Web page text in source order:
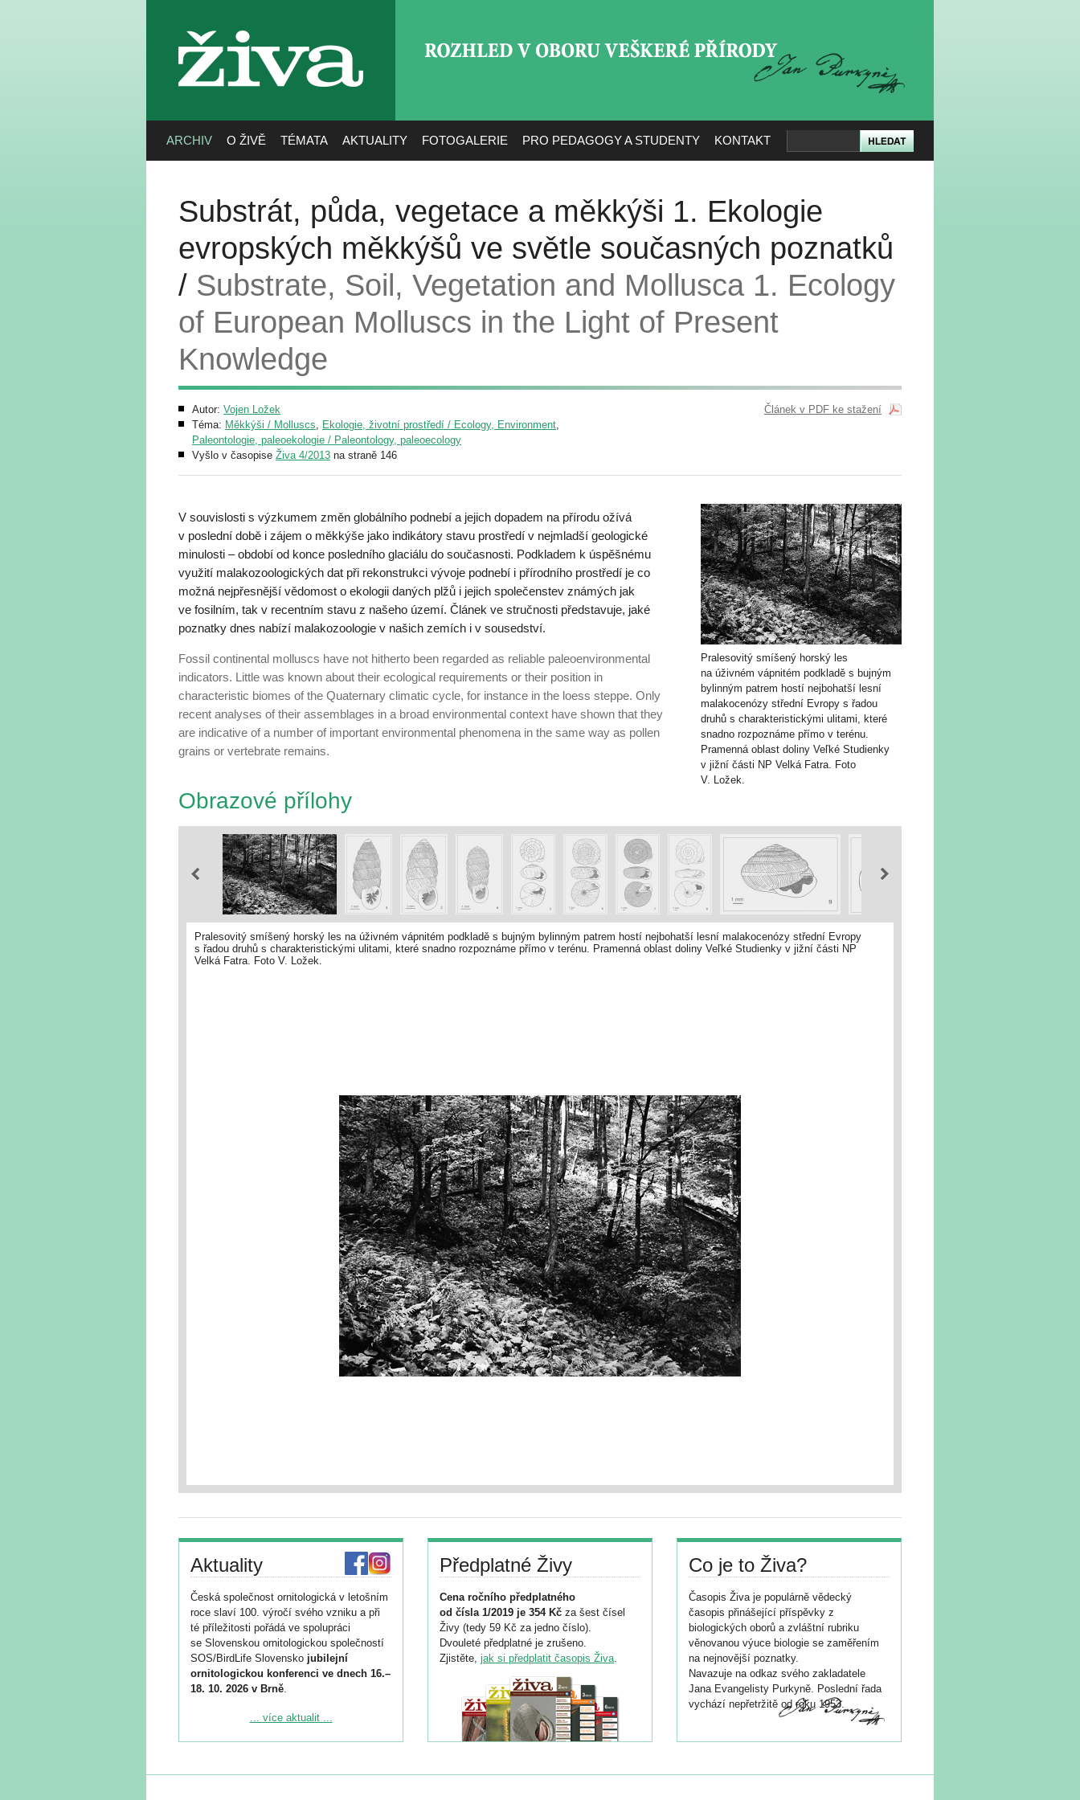
živa
ARCHIV O ŽIVĚ TÉMATA AKTUALITY FOTOGALERIE PRO PEDAGOGY A STUDENTY KONTAKT
Substrát, půda, vegetace a měkkýši 1. Ekologie
evropských měkkýšů ve světle současných poznatků
/ Substrate, Soil, Vegetation and Mollusca 1. Ecology
of European Molluscs in the Light of Present
Knowledge
Autor: Vojen Ložek
Téma: Měkkýši / Molluscs, Ekologie, životní prostředí / Ecology, Environment,
Paleontologie, paleoekologie / Paleontology, paleoecology
Vyšlo v časopise Živa 4/2013 na straně 146
Článek v PDF ke stažení
V souvislosti s výzkumem změn globálního podnebí a jejich dopadem na přírodu ožívá
v poslední době i zájem o měkkýše jako indikátory stavu prostředí v nejmladší geologické
minulosti – období od konce posledního glaciálu do současnosti. Podkladem k úspěšnému
využití malakozoologických dat při rekonstrukci vývoje podnebí i přírodního prostředí je co
možná nejpřesnější vědomost o ekologii da­ných plžů i jejich společenstev známých jak
ve fosilním, tak v recentním stavu z našeho území. Článek ve stručnosti představuje, jaké
poznatky dnes nabízí malakozoologie v našich zemích i v sousedství.
Fossil continental molluscs have not hitherto been regarded as reliable paleoenvironmental
indicators. Little was known about their ecological requirements or their position in
characteristic biomes of the Quaternary climatic cycle, for instance in the loess steppe. Only
recent analyses of their assemblages in a broad environmental context have shown that they
are indicative of a number of important environmental phenomena in the same way as pollen
grains or vertebrate remains.
Pralesovitý smíšený horský les
na úživném vápnitém podkladě s bujným
bylinným patrem hostí nejbohatší lesní
malakocenózy střední Evropy s řadou
druhů s charakteristickými ulitami, které
snadno rozpoznáme přímo v terénu.
Pramenná oblast doliny Veľké Studienky
v jižní části NP Velká Fatra. Foto
V. Ložek.
Obrazové přílohy
Pralesovitý smíšený horský les na úživném vápnitém podkladě s bujným bylinným patrem hostí nejbohatší lesní malakocenózy střední Evropy
s řadou druhů s charakteristickými ulitami, které snadno rozpoznáme přímo v terénu. Pramenná oblast doliny Veľké Studienky v jižní části NP
Velká Fatra. Foto V. Ložek.
Aktuality
Česká společnost ornitologická v letošním
roce slaví 100. výročí svého vzniku a při
té příležitosti pořádá ve spolupráci
se Slovenskou ornitologickou společností
SOS/BirdLife Slovensko jubilejní
ornitologickou konferenci ve dnech 16.–
18. 10. 2026 v Brně.
Podrobnější informace ke konferenci
Registrovat se můžete do 6. září.
... více aktualit ...
Předplatné Živy
Cena ročního předplatného
od čísla 1/2019 je 354 Kč za šest čísel
Živy (tedy 59 Kč za jedno číslo).
Dvouleté předplatné je zrušeno.
Zjistěte, jak si předplatit časopis Živa.
Co je to Živa?
Časopis Živa je populárně vědecký
časopis přinášející příspěvky z
biologických oborů a zvláštní rubriku
věnovanou výuce biologie se zaměřením
na nejnovější poznatky.
Navazuje na odkaz svého zakladatele
Jana Evangelisty Purkyně. Poslední řada
vychází nepřetržitě od roku 1953.